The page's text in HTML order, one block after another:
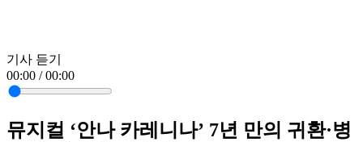
기사 듣기
00:00 / 00:00
뮤지컬 ‘안나 카레니나’ 7년 만의 귀환·병